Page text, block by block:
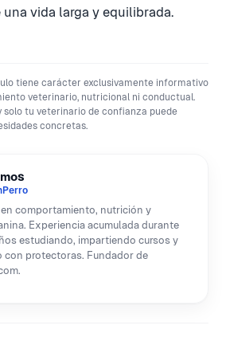
vida larga y equilibrada.
tiene carácter exclusivamente informativo
veterinario, nutricional ni conductual.
solo tu veterinario de confianza puede
concretas.
comportamiento, nutrición y
Experiencia acumulada durante
estudiando, impartiendo cursos y
con protectoras. Fundador de